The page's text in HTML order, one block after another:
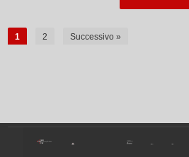
1 2 Successivo »